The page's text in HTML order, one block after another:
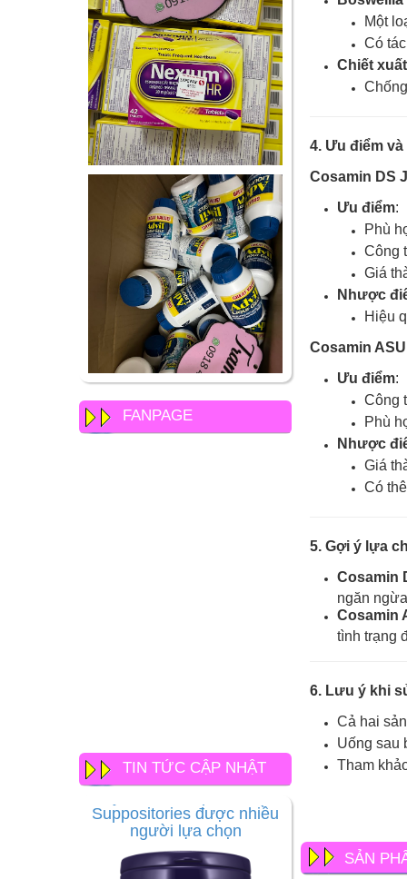
FANPAGE
TIN TỨC CẬP NHẬT
Thuốc đặt trĩ tốt nhất hiện
nay Vì sao Preparation H
Suppositories được nhiều
người lựa chọn
Một
Có
Chiết
4. Ưu điểm
Cosamin DS
Ưu điểm:
Phù
Công
Giá
Nhược
Hiệu
Cosamin
Ưu điểm:
Công
Phù
Nhược
Giá
Có
5. Gợi ý lựa
Cosamin
ngăn
Cosamin
tình trạng
6. Lưu ý khi
Cả hai
Uống sau
Tham
SẢN